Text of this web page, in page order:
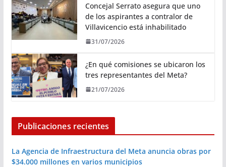
Concejal Serrato asegura que uno
de los aspirantes a contralor de
Villavicencio está inhabilitado
31/07/2026
¿En qué comisiones se ubicaron los
tres representantes del Meta?
21/07/2026
Publicaciones recientes
La Agencia de Infraestructura del Meta anuncia obras por
$34.000 millones en varios municipios